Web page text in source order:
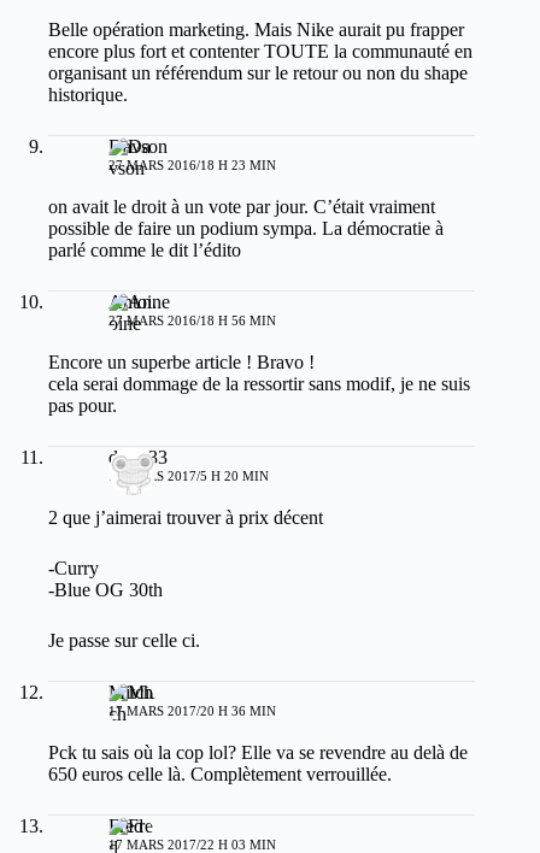
Belle opération marketing. Mais Nike aurait pu frapper
encore plus fort et contenter TOUTE la communauté en
organisant un référendum sur le retour ou non du shape
historique.
Davson
27 MARS 2016/18 H 23 MIN
on avait le droit à un vote par jour. C’était vraiment
possible de faire un podium sympa. La démocratie à
parlé comme le dit l’édito
Antoine
27 MARS 2016/18 H 56 MIN
Encore un superbe article ! Bravo !
cela serai dommage de la ressortir sans modif, je ne suis
pas pour.
dams33
17 MARS 2017/5 H 20 MIN
2 que j’aimerai trouver à prix décent
-Curry
-Blue OG 30th
Je passe sur celle ci.
Mitch
17 MARS 2017/20 H 36 MIN
Pck tu sais où la cop lol? Elle va se revendre au delà de
650 euros celle là. Complètement verrouillée.
Fred
17 MARS 2017/22 H 03 MIN